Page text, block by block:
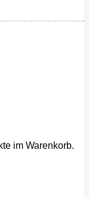
im Warenkorb.